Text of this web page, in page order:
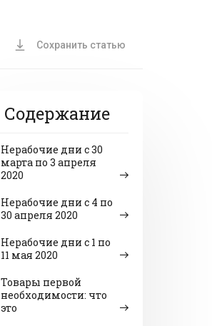
Сохранить статью
Содержание
Нерабочие дни с 30
марта по 3 апреля
2020
Нерабочие дни с 4 по
30 апреля 2020
Нерабочие дни с 1 по
11 мая 2020
Товары первой
необходимости: что
это